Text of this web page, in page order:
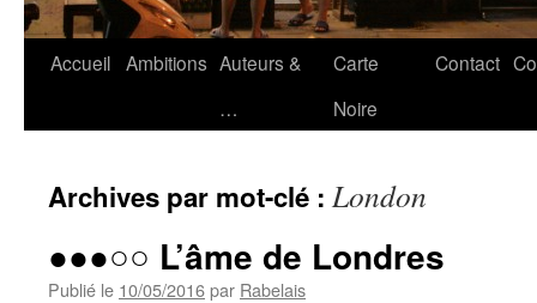
Aller
Accueil Ambitions Auteurs &
…
Carte
Noire
Contact
Archives par mot-clé : London
●●●○○ L’âme de Londres
Publié le 10/05/2016par Rabelais